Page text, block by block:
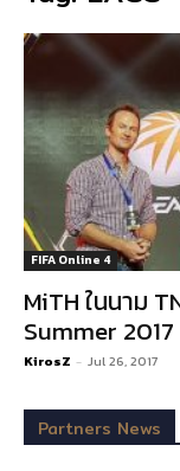
FIFA Online 4
MiTH ในนาม
Summer 2017
KirosZ - Jul 26, 2017
Partners News